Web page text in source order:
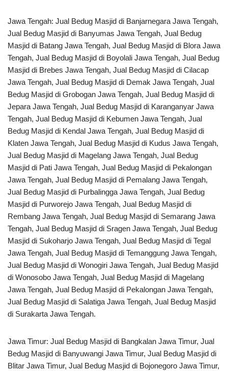
Jawa Tengah: Jual Bedug Masjid di Banjarnegara Jawa Tengah,
Jual Bedug Masjid di Banyumas Jawa Tengah, Jual Bedug
Masjid di Batang Jawa Tengah, Jual Bedug Masjid di Blora Jawa
Tengah, Jual Bedug Masjid di Boyolali Jawa Tengah, Jual Bedug
Masjid di Brebes Jawa Tengah, Jual Bedug Masjid di Cilacap
Jawa Tengah, Jual Bedug Masjid di Demak Jawa Tengah, Jual
Bedug Masjid di Grobogan Jawa Tengah, Jual Bedug Masjid di
Jepara Jawa Tengah, Jual Bedug Masjid di Karanganyar Jawa
Tengah, Jual Bedug Masjid di Kebumen Jawa Tengah, Jual
Bedug Masjid di Kendal Jawa Tengah, Jual Bedug Masjid di
Klaten Jawa Tengah, Jual Bedug Masjid di Kudus Jawa Tengah,
Jual Bedug Masjid di Magelang Jawa Tengah, Jual Bedug
Masjid di Pati Jawa Tengah, Jual Bedug Masjid di Pekalongan
Jawa Tengah, Jual Bedug Masjid di Pemalang Jawa Tengah,
Jual Bedug Masjid di Purbalingga Jawa Tengah, Jual Bedug
Masjid di Purworejo Jawa Tengah, Jual Bedug Masjid di
Rembang Jawa Tengah, Jual Bedug Masjid di Semarang Jawa
Tengah, Jual Bedug Masjid di Sragen Jawa Tengah, Jual Bedug
Masjid di Sukoharjo Jawa Tengah, Jual Bedug Masjid di Tegal
Jawa Tengah, Jual Bedug Masjid di Temanggung Jawa Tengah,
Jual Bedug Masjid di Wonogiri Jawa Tengah, Jual Bedug Masjid
di Wonosobo Jawa Tengah, Jual Bedug Masjid di Magelang
Jawa Tengah, Jual Bedug Masjid di Pekalongan Jawa Tengah,
Jual Bedug Masjid di Salatiga Jawa Tengah, Jual Bedug Masjid
di Surakarta Jawa Tengah.
Jawa Timur: Jual Bedug Masjid di Bangkalan Jawa Timur, Jual
Bedug Masjid di Banyuwangi Jawa Timur, Jual Bedug Masjid di
Blitar Jawa Timur, Jual Bedug Masjid di Bojonegoro Jawa Timur,